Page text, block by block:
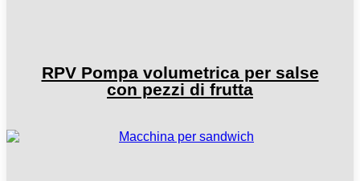
RPV Pompa volumetrica per salse
con pezzi di frutta